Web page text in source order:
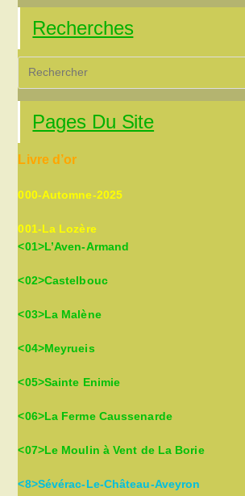
Recherches
Pages Du Site
Livre d’or
000-Automne-2025
001-La Lozère
<01>L’Aven-Armand
<02>Castelbouc
<03>La Malène
<04>Meyrueis
<05>Sainte Enimie
<06>La Ferme Caussenarde
<07>Le Moulin à Vent de La Borie
<8>Sévérac-Le-Château-Aveyron